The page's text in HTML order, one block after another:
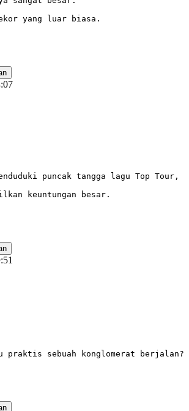
yang luar biasa.
puncak tangga lagu Top Tour,
keuntungan besar.
praktis sebuah konglomerat berjalan?